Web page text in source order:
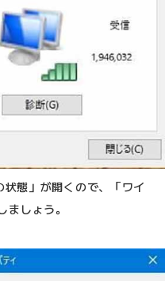
態」が開くので、「ワイ
しょう。